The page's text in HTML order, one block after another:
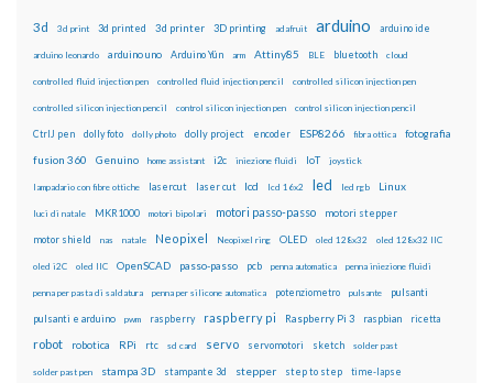
3d 3d print 3d printed 3d printer 3D printing adafruit arduino arduino ide
arduino leonardo arduino uno Arduino Yún arm Attiny85 BLE bluetooth cloud
controlled fluid injection pen controlled fluid injection pencil controlled silicon injection pen
controlled silicon injection pencil control silicon injection pen control silicon injection pencil
CtrlJ pen dolly foto dolly photo dolly project encoder ESP8266 fibra ottica fotografia
fusion 360 Genuino home assistant i2c iniezione fluidi IoT joystick
lampadario con fibre ottiche lasercut laser cut lcd lcd 16x2 led led rgb Linux
luci di natale MKR1000 motori bipolari motori passo-passo motori stepper
motor shield nas natale Neopixel Neopixel ring OLED oled 128x32 oled 128x32 IIC
oled i2C oled IIC OpenSCAD passo-passo pcb penna automatica penna iniezione fluidi
penna per pasta di saldatura penna per silicone automatica potenziometro pulsante pulsanti
pulsanti e arduino pwm raspberry raspberry pi Raspberry Pi 3 raspbian ricetta
robot robotica RPi rtc sd card servo servomotori sketch solder past
solder past pen stampa 3D stampante 3d stepper step to step time-lapse